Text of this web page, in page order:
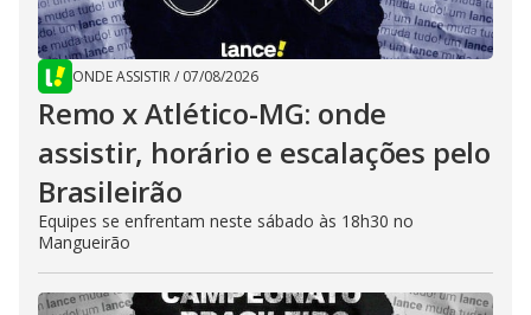
ONDE ASSISTIR/ 07/08/2026
Remo x Atlético-MG: onde
assistir, horário e escalações pelo
Brasileirão
Equipes se enfrentam neste sábado às 18h30 no
Mangueirão